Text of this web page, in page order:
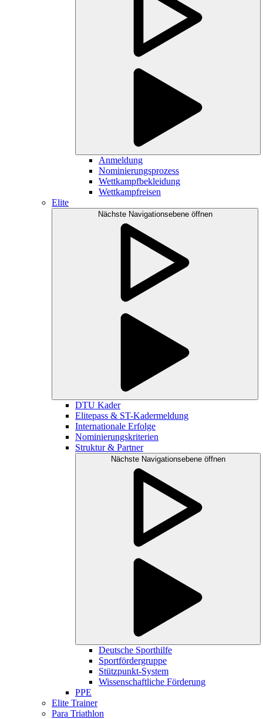
Anmeldung
Nominierungsprozess
Wettkampfbekleidung
Wettkampfreisen
Elite
Nächste Navigationsebene öffnen
DTU Kader
Elitepass & ST-Kadermeldung
Internationale Erfolge
Nominierungskriterien
Struktur & Partner
Nächste Navigationsebene öffnen
Deutsche Sporthilfe
Sportfördergruppe
Stützpunkt-System
Wissenschaftliche Förderung
PPE
Elite Trainer
Para Triathlon